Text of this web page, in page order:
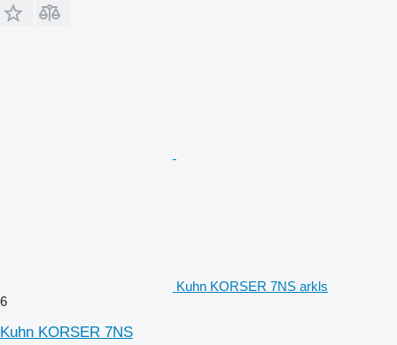
Kuhn KORSER 7NS arkls
6
Kuhn KORSER 7NS